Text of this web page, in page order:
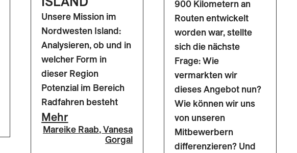
Unsere Mission im
Nordwesten Island:
Analysieren, ob und in
welcher Form in
dieser Region
Potenzial im Bereich
Radfahren besteht
Mehr
Mareike Raab,Vanesa
Gorgal
900 Kilometern an
Routen entwickelt
worden war, stellte
sich die nächste
Frage: Wie
vermarkten wir
dieses Angebot nun?
Wie können wir uns
von unseren
Mitbewerbern
differenzieren? Und